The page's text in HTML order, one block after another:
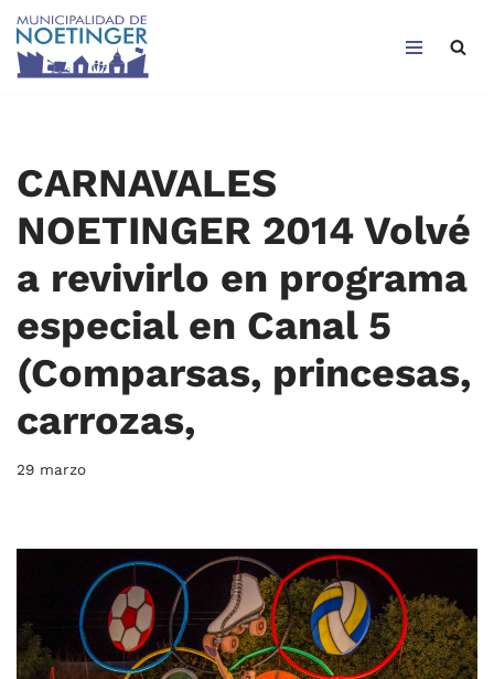
Saltar
CARNAVALES
NOETINGER 2014 Volvé
a revivirlo en programa
especial en Canal 5
(Comparsas, princesas,
carrozas,
29 marzo